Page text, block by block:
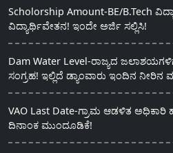
Scholorship Amount-BE/B.Tech
ವಿದ್ಯಾರ್ಥಿವೇತನ! ಇಂದೇ ಅರ್ಜಿ ಸಲ್ಲಿಸಿ!
Dam Water Level-ರಾಜ್ಯದ
ಸಂಗ್ರಹ! ಇಲ್ಲಿದೆ ಡ್ಯಾಂವಾರು ಇಂದಿನ ನೀರಿನ
VAO Last Date-ಗ್ರಾಮ ಆಡಳಿತ ಅಧಿಕಾರಿ
ದಿನಾಂಕ ಮುಂದೂಡಿಕೆ!